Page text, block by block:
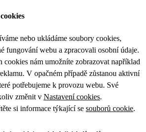
nebo ukládáme soubory cookies,
fungování webu a zpracovali osobní údaje.
cookies nám umožníte zobrazovat například
V opačném případě zůstanou aktivní
potřebujeme k provozu webu. Své
změnit v Nastavení cookies.
si informace týkající se souborů cookie.